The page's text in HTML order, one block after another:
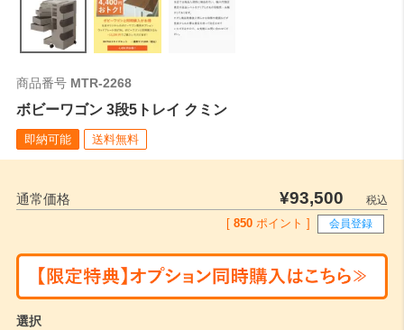
商品番号 MTR-2268
ボビーワゴン 3段5トレイ クミン
即納可能 送料無料
通常価格 ¥93,500
税込
850 ポイント ] 会員登録
選択